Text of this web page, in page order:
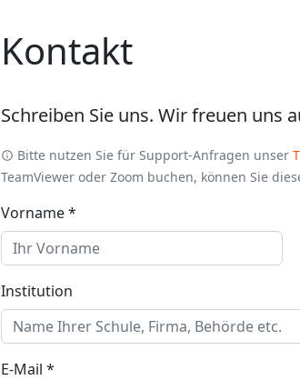
Kontakt
Schreiben Sie uns. Wir freuen uns
Bitte nutzen Sie für Support-Anfragen unser
TeamViewer oder Zoom buchen, können Sie
Vorname *
Institution
E-Mail *